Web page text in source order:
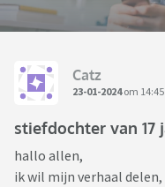
Catz
23-01-2024om 14:45
stiefdochter van 17
hallo allen,
ik wil mijn verhaal